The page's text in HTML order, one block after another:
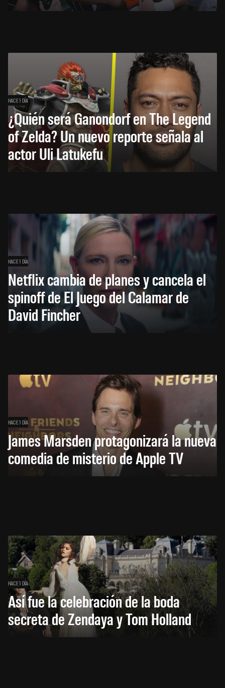
HACE 1 DÍA
¿Quién será Ganondorf en The Legend
of Zelda? Un nuevo reporte señala al
actor Uli Latukefu
HACE 1 DÍA
Netflix cambia de planes y cancela el
spinoff de El Juego del Calamar de
David Fincher
HACE 1 DÍA
James Marsden protagonizará la nueva
comedia de misterio de Apple TV
HACE 1 DÍA
Así fue la celebración de la boda
secreta de Zendaya y Tom Holland